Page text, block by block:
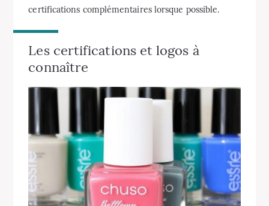
certifications complémentaires lorsque possible.
Les certifications et logos à
connaître